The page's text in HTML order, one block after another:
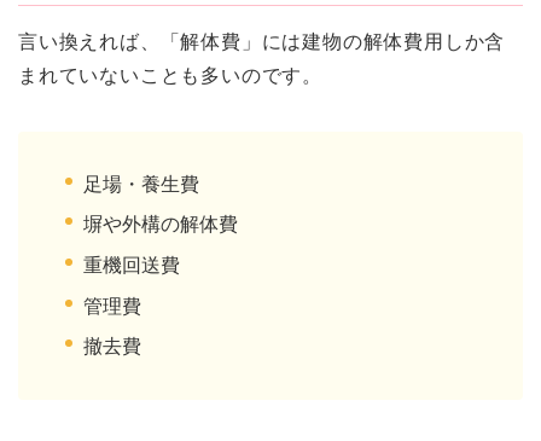
言い換えれば、「解体費」には建物の解体費用しか含
まれていないことも多いのです。
足場・養生費
塀や外構の解体費
重機回送費
管理費
撤去費